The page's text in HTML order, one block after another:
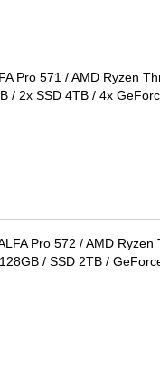
Pro 571 / AMD Ryzen
/ 2х SSD 4TB / 4х